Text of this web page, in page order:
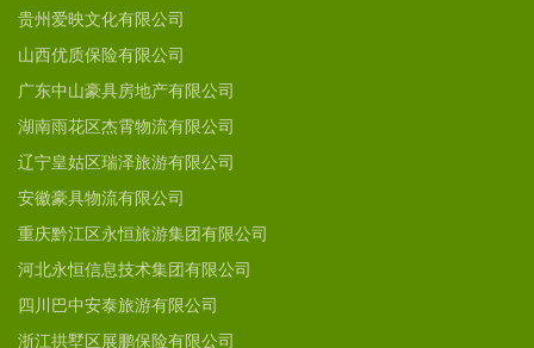
贵州爱映文化有限公司
山西优质保险有限公司
广东中山豪具房地产有限公司
湖南雨花区杰霄物流有限公司
辽宁皇姑区瑞泽旅游有限公司
安徽豪具物流有限公司
重庆黔江区永恒旅游集团有限公司
河北永恒信息技术集团有限公司
四川巴中安泰旅游有限公司
浙江拱墅区展鹏保险有限公司